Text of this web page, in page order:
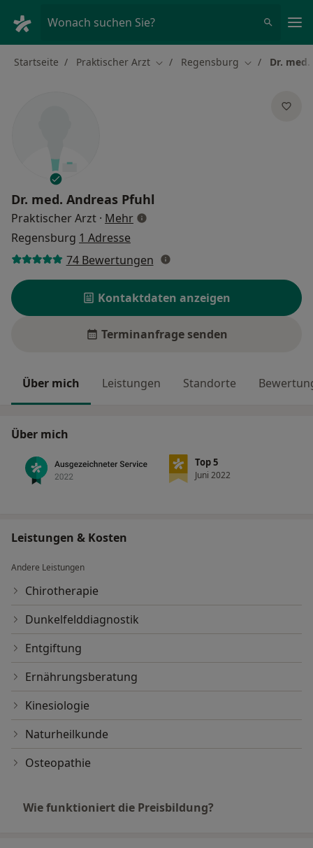
Wonach suchen Sie?
Startseite Praktischer Arzt Stadt ändern
Regensburg Stadt ändern
Dr.
Dr. med. Andreas Pfuhl
Praktischer Arzt · Mehrüber Spezialisierungen
Regensburg 1 Adresse
74 Bewertungen
Kontaktdaten anzeigen
Terminanfrage senden
Über mich Leistungen Standorte
Über mich
Top 5
Juni 2022
Leistungen & Kosten
Andere Leistungen
Chirotherapie
Dunkelfelddiagnostik
Entgiftung
Ernährungsberatung
Kinesiologie
Naturheilkunde
Osteopathie
Wie funktioniert die Preisbildung?